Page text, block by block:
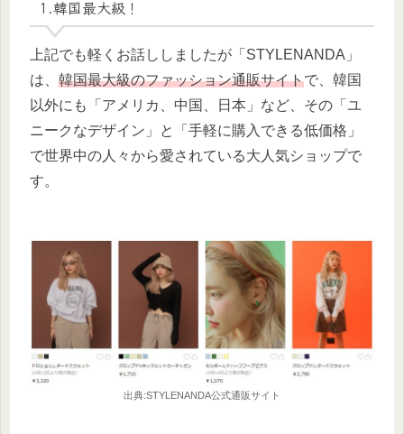
1.韓国最大級！
上記でも軽くお話ししましたが「STYLENANDA」
は、 韓国最大級のファッション通販サイトで、韓国
以外にも「アメリカ、中国、日本」など、その「ユ
ニークなデザイン」と「手軽に購入できる低価格」
で世界中の人々から愛されている大人気ショップで
す。
出典:STYLENANDA公式通販サイト